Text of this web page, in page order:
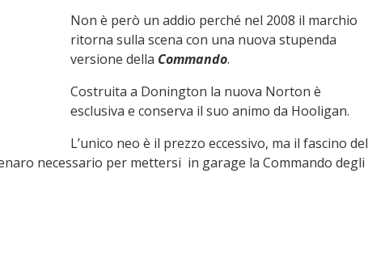
Non è però un addio perché nel 2008 il marchio
ritorna sulla scena con una nuova stupenda
versione della Commando.
Costruita a Donington la nuova Norton è
esclusiva e conserva il suo animo da Hooligan.
L’unico neo è il prezzo eccessivo, ma il fascino del
necessario per mettersi in garage la Commando degli